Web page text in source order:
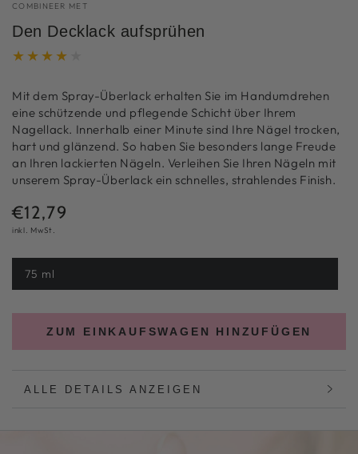
COMBINEER MET
Den Decklack aufsprühen
Mit dem Spray-Überlack erhalten Sie im Handumdrehen
eine schützende und pflegende Schicht über Ihrem
Nagellack. Innerhalb einer Minute sind Ihre Nägel trocken,
hart und glänzend. So haben Sie besonders lange Freude
an Ihren lackierten Nägeln. Verleihen Sie Ihren Nägeln mit
unserem Spray-Überlack ein schnelles, strahlendes Finish.
Normaler
Preis
€12,79
inkl. MwSt.
75 ml
Variante
ausverkauft
nicht
ZUM EINKAUFSWAGEN HINZUFÜGEN
ALLE DETAILS ANZEIGEN